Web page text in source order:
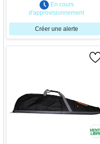
En cours
d'approvisionnement
Créer une alerte